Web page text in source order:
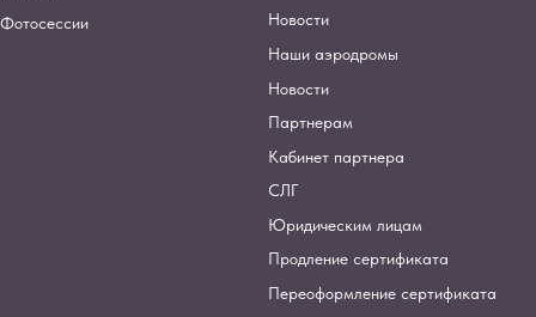
Фотосессии
Новости
Наши аэродромы
Новости
Партнерам
Кабинет партнера
СЛГ
Юридическим лицам
Продление сертификата
Переоформление сертификата